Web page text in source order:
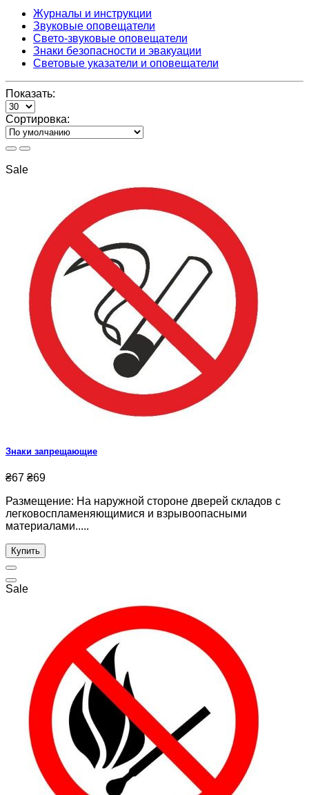
Журналы и инструкции
Звуковые оповещатели
Свето-звуковые оповещатели
Знаки безопасности и эвакуации
Световые указатели и оповещатели
Показать:
Сортировка:
Sale
Знаки запрещающие
₴67 ₴69
Размещение: На наружной стороне дверей складов с
легковоспламеняющимися и взрывоопасными
материалами.....
Купить
Sale